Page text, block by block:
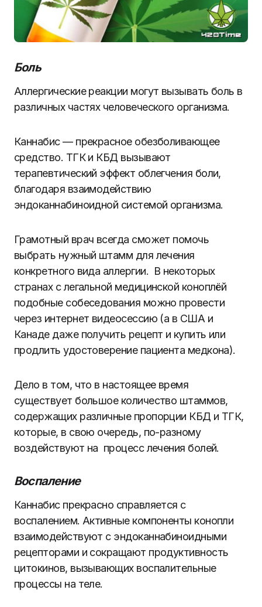
Боль
Аллергические реакции могут вызывать боль в
различных частях человеческого организма.
Каннабис — прекрасное обезболивающее
средство. ТГК и КБД вызывают
терапевтический эффект облегчения боли,
благодаря взаимодействию
эндоканнабиноидной системой организма.
Грамотный врач всегда сможет помочь
выбрать нужный штамм для лечения
конкретного вида аллергии. В некоторых
странах с легальной медицинской коноплёй
подобные собеседования можно провести
через интернет видеосессию (а в США и
Канаде даже получить рецепт и купить или
продлить удостоверение пациента медкона).
Дело в том, что в настоящее время
существует большое количество штаммов,
содержащих различные пропорции КБД и ТГК,
которые, в свою очередь, по-разному
воздействуют на процесс лечения болей.
Воспаление
Каннабис прекрасно справляется с
воспалением. Активные компоненты конопли
взаимодействуют с эндоканнабиноидными
рецепторами и сокращают продуктивность
цитокинов, вызывающих воспалительные
процессы на теле.